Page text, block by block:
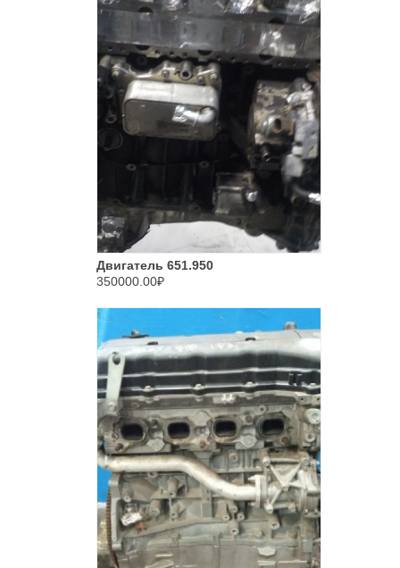
Двигатель 651.950
350000.00₽